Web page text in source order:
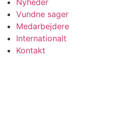
Vundne sager
Medarbejdere
Internationalt
Kontakt